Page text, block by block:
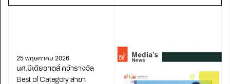
25 พฤษภาคม 2026
นศ.มีเดียอาตส์ คว้ารางวัล
Best of Category สาขา